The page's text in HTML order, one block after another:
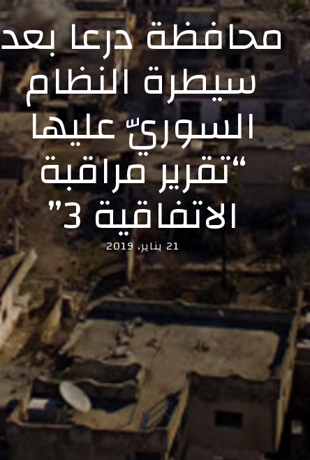
محافظة درعا بعد
سيطرة النظام
السوريّ عليها
“تقرير مراقبة
الاتفاقية 3”
21 يناير، 2019